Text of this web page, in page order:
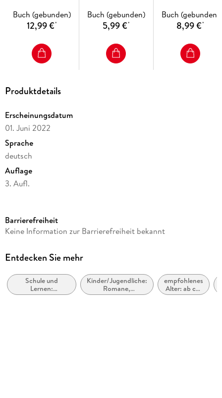
Buch (gebunden)
12,99 €*
Kinder ab 6 Jahren
Buch (gebunden)
5,99 €*
Buch (gebunden)
8,99 €*
Produktdetails
Erscheinungsdatum
01. Juni 2022
Sprache
deutsch
Auflage
3. Aufl.
Altersempfehlung
Reihe
Autor/Autorin
Usch Luhn
Barrierefreiheit
Keine Information zur Barrierefreiheit bekannt
Entdecken Sie mehr
Schule und
Lernen:
Erstsprache:
Kinder/Jugendliche:
Romane,
Erzählungen,
empfohlenes
Alter: ab ca.
5 Jahre